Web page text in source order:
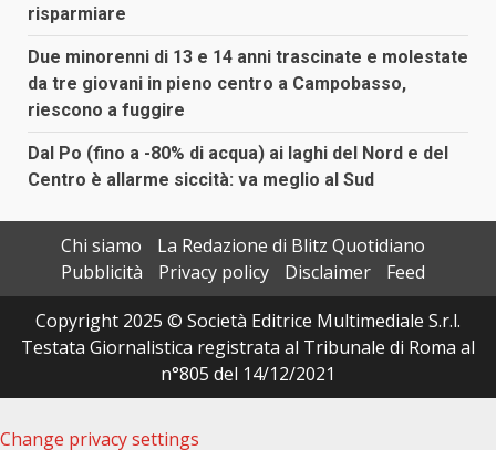
risparmiare
Due minorenni di 13 e 14 anni trascinate e molestate
da tre giovani in pieno centro a Campobasso,
riescono a fuggire
Dal Po (fino a -80% di acqua) ai laghi del Nord e del
Centro è allarme siccità: va meglio al Sud
Chi siamo
La Redazione di Blitz Quotidiano
Pubblicità
Privacy policy Disclaimer
Feed
Copyright 2025 © Società Editrice Multimediale S.r.l.
Testata Giornalistica registrata al Tribunale di Roma al
n°805 del 14/12/2021
Change privacy settings